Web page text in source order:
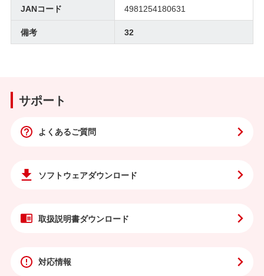
JANコード
4981254180631
備考
32
サポート
よくあるご質問
ソフトウェアダウンロード
取扱説明書ダウンロード
対応情報